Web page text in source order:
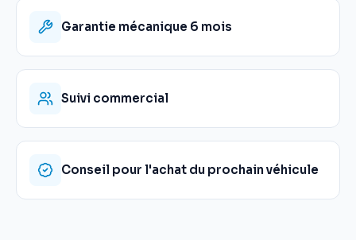
Garantie mécanique 6 mois
Suivi commercial
Conseil pour l'achat du prochain véhicule